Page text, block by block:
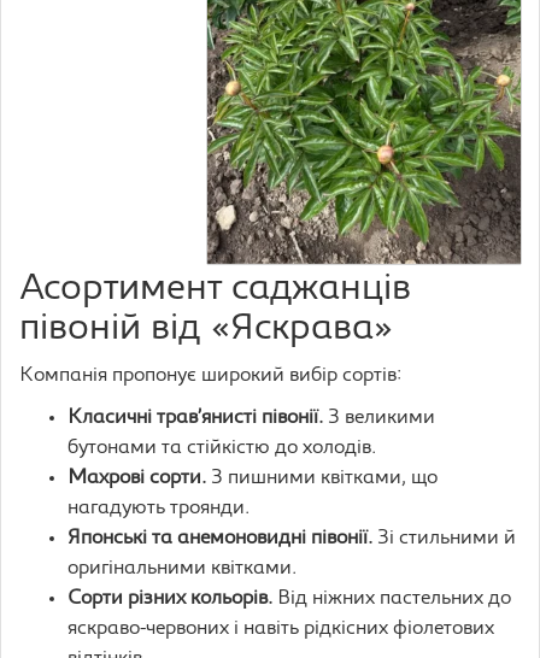
Асортимент саджанців
півоній від «Яскрава»
Компанія пропонує широкий вибір сортів:
Класичні трав’янисті півонії. З великими
бутонами та стійкістю до холодів.
Махрові сорти. З пишними квітками, що
нагадують троянди.
Японські та анемоновидні півонії. Зі стильними й
оригінальними квітками.
Сорти різних кольорів. Від ніжних пастельних до
яскраво-червоних і навіть рідкісних фіолетових